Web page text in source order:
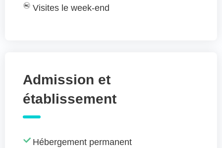
Visites le week-end
Admission et
établissement
Hébergement permanent